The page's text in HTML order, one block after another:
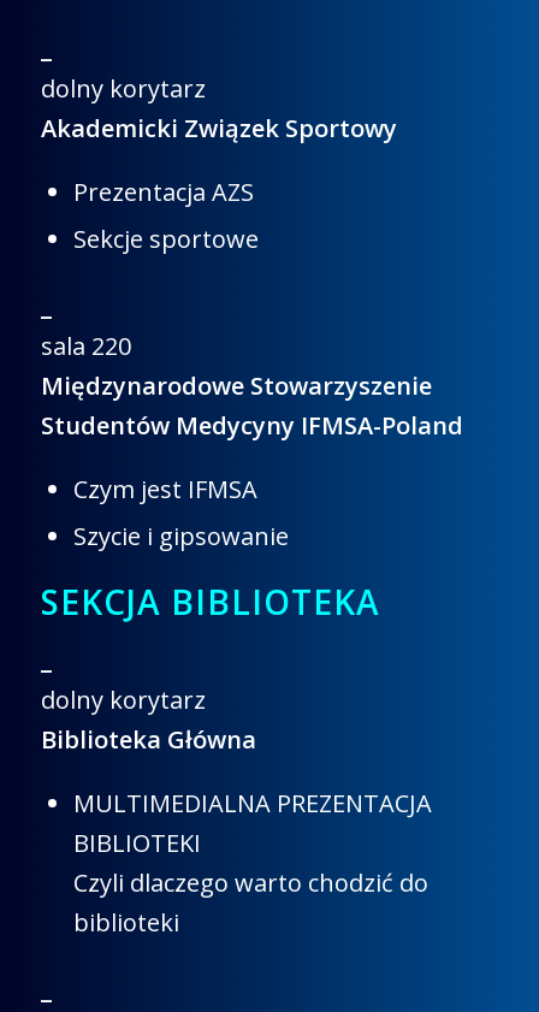
dolny korytarz
Akademicki Związek Sportowy
Prezentacja AZS
Sekcje sportowe
sala 220
Międzynarodowe Stowarzyszenie
Studentów Medycyny IFMSA-Poland
Czym jest IFMSA
Szycie i gipsowanie
SEKCJA BIBLIOTEKA
dolny korytarz
Biblioteka Główna
MULTIMEDIALNA PREZENTACJA
BIBLIOTEKI
Czyli dlaczego warto chodzić do
biblioteki